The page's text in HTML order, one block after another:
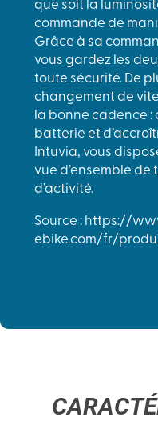
que soit la
commande de
Grâce à sa
vous gardez les
toute sécurité. De
changement de
la bonne cadence
batterie et
Intuvia, vous
vue d’ensemble de
d’activité.
Source : https://
ebike.com/fr/